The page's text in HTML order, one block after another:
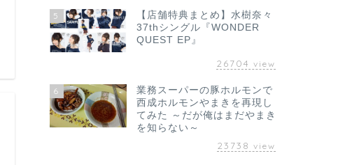
5
【店舗特典まとめ】水樹奈々
37thシングル『WONDER
QUEST EP』
26704 view
6
業務スーパーの豚ホルモンで
西成ホルモンやまきを再現し
てみた ～だが俺はまだやまき
を知らない～
23738 view